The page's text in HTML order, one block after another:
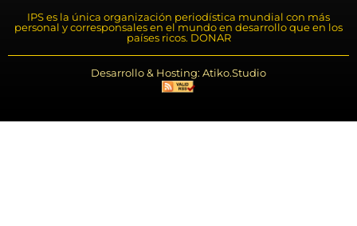
IPS es la única organización periodística mundial con más
personal y corresponsales en el mundo en desarrollo que en los
países ricos. DONAR
Desarrollo & Hosting: Atiko.Studio